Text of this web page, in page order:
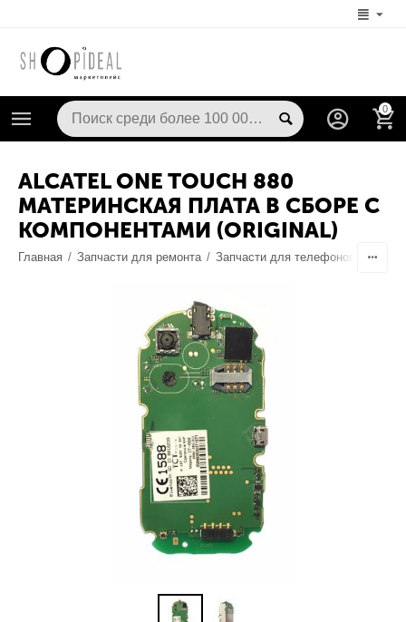
0
ALCATEL ONE TOUCH 880
МАТЕРИНСКАЯ ПЛАТА В СБОРЕ С
КОМПОНЕНТАМИ (ORIGINAL)
Главная / Запчасти для ремонта / Запчасти для телефонов